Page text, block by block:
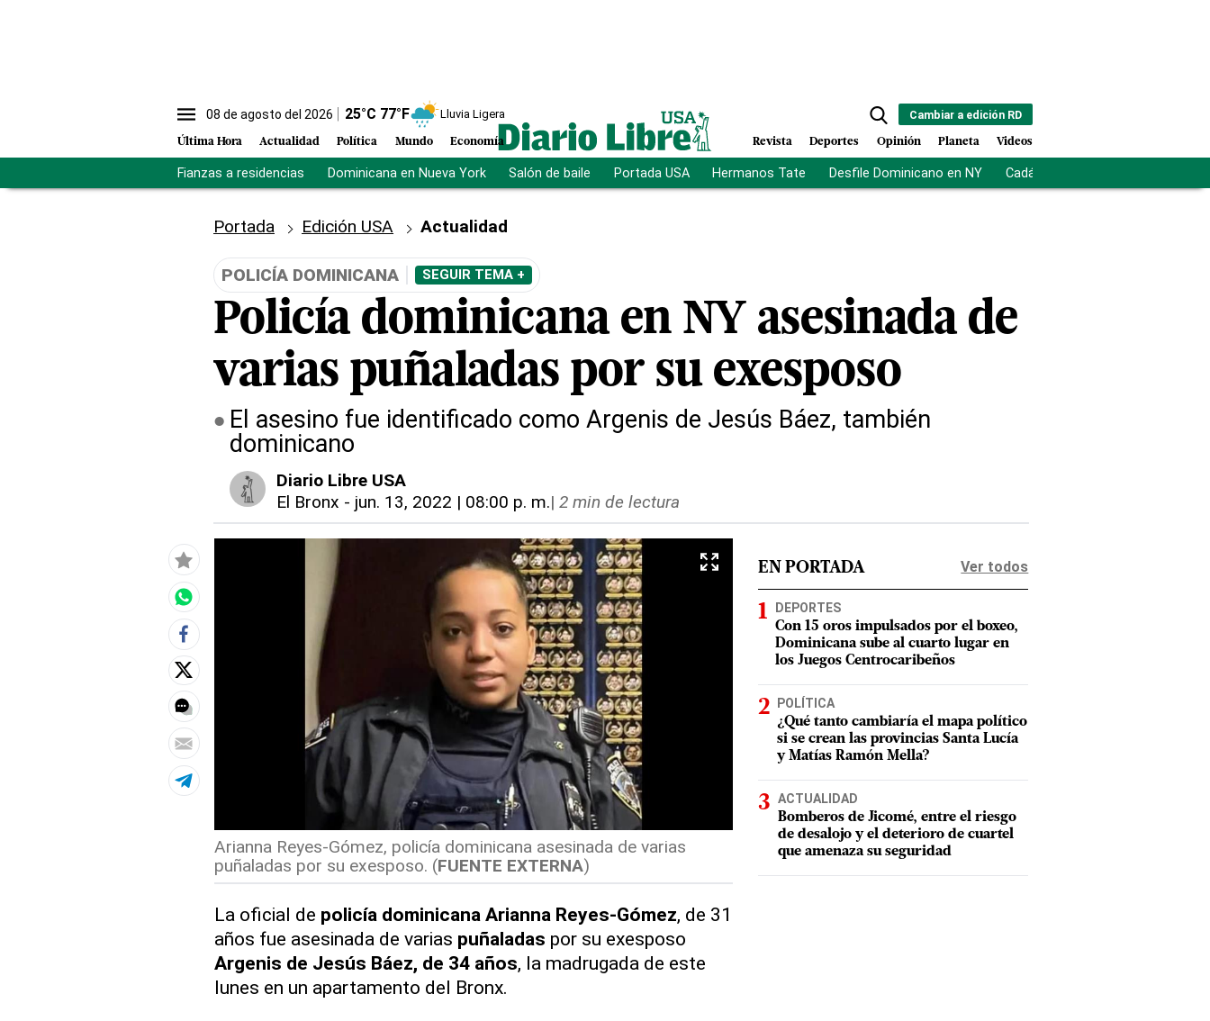
08 de agosto del 2026 25°C 77°F Lluvia Ligera
Última Hora Actualidad Política Mundo Economía
Cambiar a edición RD
Revista Deportes Opinión Planeta Videos
Fianzas a residencias Dominicana en Nueva York Salón de baile Portada USA Hermanos Tate Desfile Dominicano en NY Cadáveres en Chicago
Portada Edición USA Actualidad
POLICÍA DOMINICANA SEGUIR TEMA +
Policía dominicana en NY asesinada de
varias puñaladas por su exesposo
El asesino fue identificado como Argenis de Jesús Báez, también
dominicano
Diario Libre USA
El Bronx - jun. 13, 2022 | 08:00 p. m.| 2 min de lectura
Arianna Reyes-Gómez, policía dominicana asesinada de varias
puñaladas por su exesposo. (FUENTE EXTERNA)
La oficial de policía dominicana Arianna Reyes-Gómez, de 31
años fue asesinada de varias puñaladas por su exesposo
Argenis de Jesús Báez, de 34 años, la madrugada de este
lunes en un apartamento del Bronx.
EN PORTADA Ver todos
DEPORTES
Con 15 oros impulsados por el boxeo,
Dominicana sube al cuarto lugar en
los Juegos Centrocaribeños
POLÍTICA
¿Qué tanto cambiaría el mapa político
si se crean las provincias Santa Lucía
y Matías Ramón Mella?
ACTUALIDAD
Bomberos de Jicomé, entre el riesgo
de desalojo y el deterioro de cuartel
que amenaza su seguridad